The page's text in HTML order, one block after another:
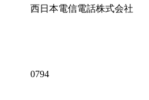
西日本電信電話株式会社
0794